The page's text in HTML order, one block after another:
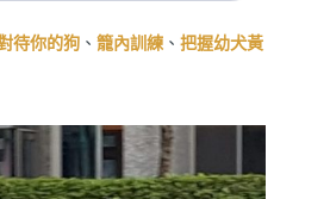
待你的狗 、 籠內訓練 、 把握幼犬黃